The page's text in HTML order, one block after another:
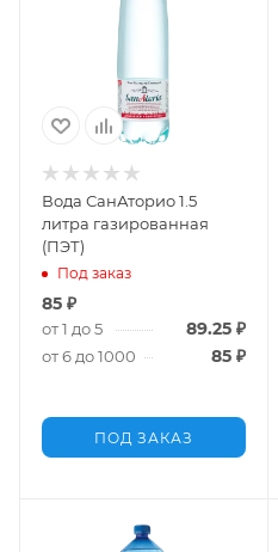
Вода СанАторио 1.5
литра газированная
(ПЭТ)
Под заказ
85 ₽
от 1 до 5 89.25₽
от 6 до 1000 85₽
ПОД ЗАКАЗ